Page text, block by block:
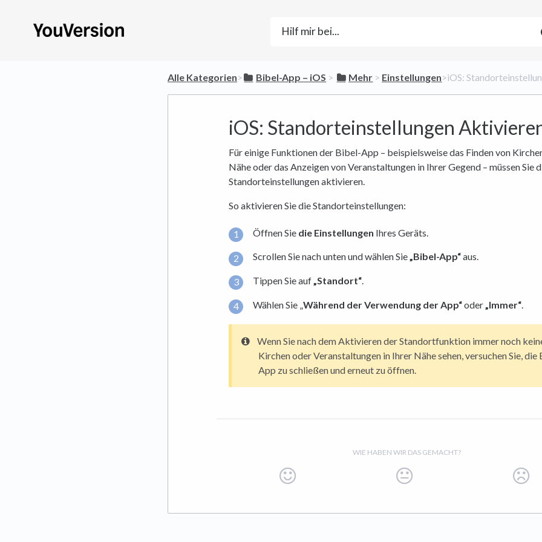
Alle Kategorien​>​ ​Bibel-App – iOS ​ > ​ ​Mehr ​ > ​ ​Einstellungen​>​ iOS:
iOS: Standorteinstellungen
Für einige Funktionen der Bibel-App – beispielsweise das Finden von
Nähe oder das Anzeigen von Veranstaltungen in Ihrer Gegend – müssen Sie
Standorteinstellungen aktivieren.
So aktivieren Sie die Standorteinstellungen:
Öffnen Sie die Einstellungen Ihres Geräts.
Scrollen Sie nach unten und wählen Sie„Bibel-App“aus.
Tippen Sie auf„Standort“.
Wählen Sie „ Während der Verwendung der App“oder „Immer“
Wenn Sie nach dem Aktivieren der Standortfunktion immer noch
Kirchen oder Veranstaltungen in Ihrer Nähe sehen, versuchen Sie, die
App zu schließen und erneut zu öffnen.
WIE HABEN WIR DAS GEMACHT?